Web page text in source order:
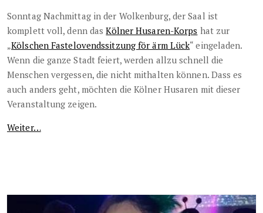
Sonntag Nachmittag in der Wolkenburg, der Saal ist
komplett voll, denn dasKölner Husaren-Korps hat zur
„Kölschen Fastelovendssitzung för ärm Lück“ eingeladen.
Wenn die ganze Stadt feiert, werden allzu schnell die
Menschen vergessen, die nicht mithalten können. Dass es
auch anders geht, möchten die Kölner Husaren mit dieser
Veranstaltung zeigen.
Weiter…